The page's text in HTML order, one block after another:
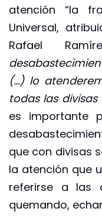
atención “la
Universal,
Rafael
(…) lo
todas las divisas
es importante
que con divisas
la atención que
referirse a las
quemando,